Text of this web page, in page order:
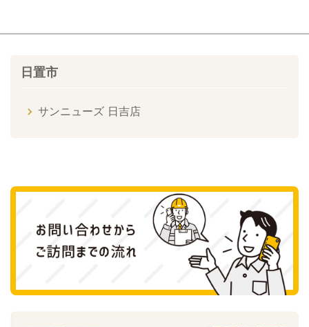
日置市
サンニューズ 日吉店